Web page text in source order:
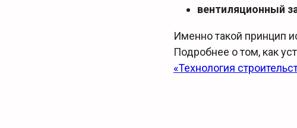
вентиляционный
Именно такой принцип
Подробнее о том, как
«Технология